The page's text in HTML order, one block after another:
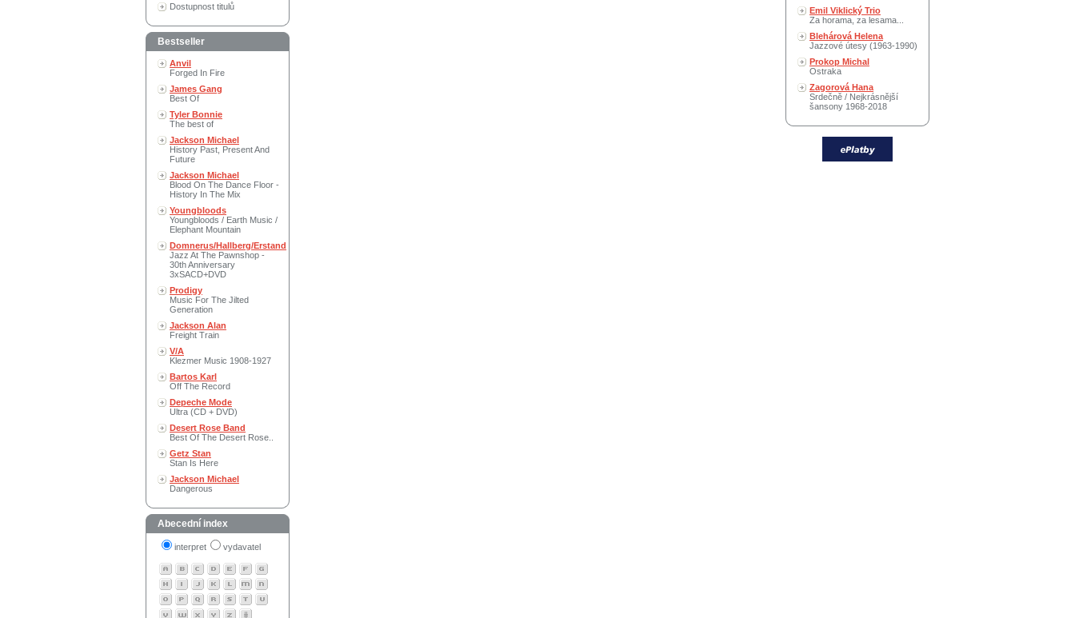
Dostupnost titulů
Bestseller
Anvil
Forged In Fire
James Gang
Best Of
Tyler Bonnie
The best of
Jackson Michael
History Past, Present And
Future
Jackson Michael
Blood On The Dance Floor -
History In The Mix
Youngbloods
Youngbloods / Earth Music /
Elephant Mountain
Domnerus/Hallberg/Erstand
Jazz At The Pawnshop -
30th Anniversary
3xSACD+DVD
Prodigy
Music For The Jilted
Generation
Jackson Alan
Freight Train
V/A
Klezmer Music 1908-1927
Bartos Karl
Off The Record
Depeche Mode
Ultra (CD + DVD)
Desert Rose Band
Best Of The Desert Rose..
Getz Stan
Stan Is Here
Jackson Michael
Dangerous
Abecední index
interpret vydavatel
Emil Viklický Trio
Za horama, za lesama...
Blehárová Helena
Jazzové útesy (1963-1990)
Prokop Michal
Ostraka
Zagorová Hana
Srdečně / Nejkrásnější
šansony 1968-2018